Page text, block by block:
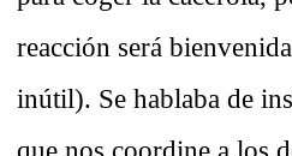
reacción será
inútil). Se hablaba de